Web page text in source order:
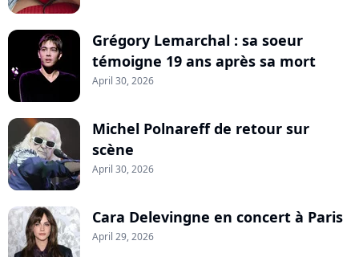
Grégory Lemarchal : sa soeur
témoigne 19 ans après sa mort
April 30, 2026
Michel Polnareff de retour sur
scène
April 30, 2026
Cara Delevingne en concert à Paris
April 29, 2026